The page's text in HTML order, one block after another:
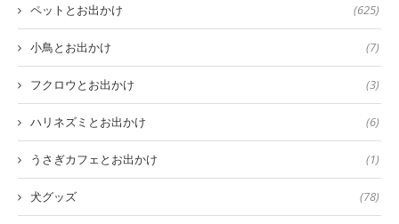
ペットとお出かけ (625)
小鳥とお出かけ (7)
フクロウとお出かけ (3)
ハリネズミとお出かけ (6)
うさぎカフェとお出かけ (1)
犬グッズ (78)